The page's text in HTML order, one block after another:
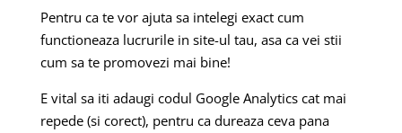
Pentru ca te vor ajuta sa intelegi exact cum
functioneaza lucrurile in site-ul tau, asa ca vei stii
cum sa te promovezi mai bine!
E vital sa iti adaugi codul Google Analytics cat mai
repede (si corect), pentru ca dureaza ceva pana